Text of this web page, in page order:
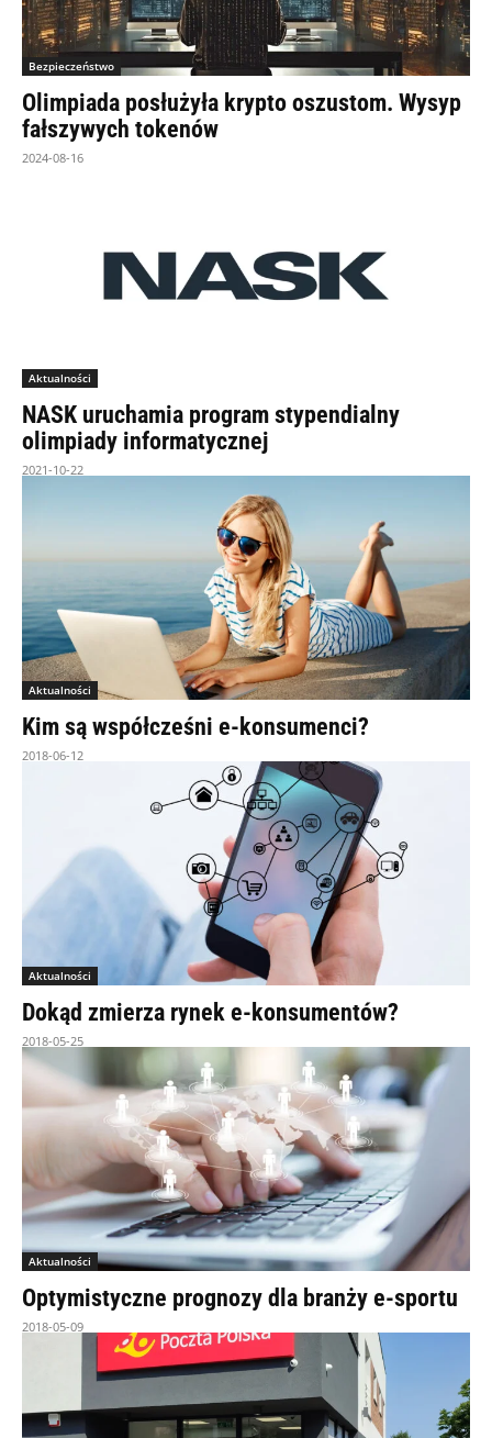
Bezpieczeństwo
Olimpiada posłużyła krypto oszustom. Wysyp
fałszywych tokenów
2024-08-16
Aktualności
NASK uruchamia program stypendialny
olimpiady informatycznej
2021-10-22
Aktualności
Kim są współcześni e-konsumenci?
2018-06-12
Aktualności
Dokąd zmierza rynek e-konsumentów?
2018-05-25
Aktualności
Optymistyczne prognozy dla branży e-sportu
2018-05-09